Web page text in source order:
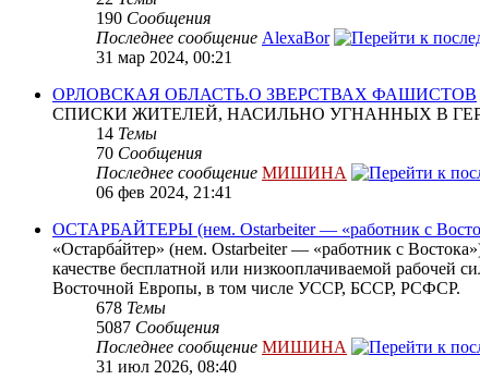
190 Сообщения
Последнее сообщение AlexaBor
31 мар 2024, 00:21
ОРЛОВСКАЯ ОБЛАСТЬ.О ЗВЕРСТВАХ ФАШИСТОВ
СПИСКИ ЖИТЕЛЕЙ, НАСИЛЬНО УГНАННЫХ В
14 Темы
70 Сообщения
Последнее сообщение МИШИНА
06 фев 2024, 21:41
ОСТАРБАЙТЕРЫ (нем. Ostarbeiter — «работник с
«Остарба́йтер» (нем. Ostarbeiter — «работник с
качестве бесплатной или низкооплачиваемой рабочей
Восточной Европы, в том числе УССР, БССР, РСФСР.
678 Темы
5087 Сообщения
Последнее сообщение МИШИНА
31 июл 2026, 08:40